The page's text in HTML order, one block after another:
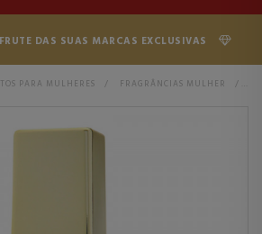
DAS SUAS MARCAS EXCLUSIVAS
PARA MULHERES > FRAGRÂNCIAS MULHER >